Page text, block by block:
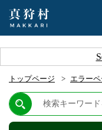
トップページ エラー
の情報
報
について